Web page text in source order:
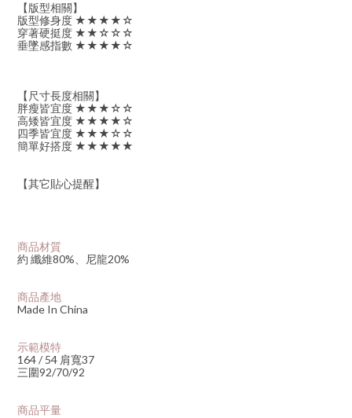
【版型相關】
版型修身度 ★★★★☆
穿著硬挺度 ★★☆☆☆
垂墜感指數 ★★★★☆
【尺寸長度相關】
胖瘦皆宜度 ★★★☆☆
高矮皆宜度 ★★★★☆
四季皆宜度 ★★★☆☆
簡單好搭度 ★★★★★
【其它貼心提醒】
商品材質
約 纖維80%、尼龍20%
商品產地
Made In China
示範模特
164 / 54 肩寬37
三圍92/70/92
商品平量